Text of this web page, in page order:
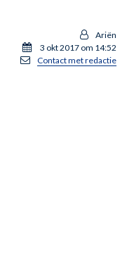
Ariën
3 okt 2017 om 14:52
Contact met redactie